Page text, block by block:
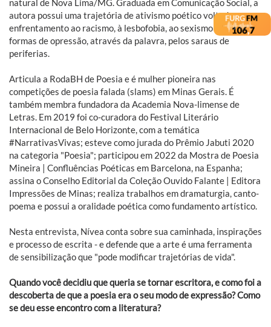
natural de Nova Lima/MG. Graduada em Comunicação Social, a
autora possui uma trajetória de ativismo poético voltado ao
enfrentamento ao racismo, à lesbofobia, ao sexismo e outras
formas de opressão, através da palavra, pelos saraus de
periferias.
Articula a RodaBH de Poesia e é mulher pioneira nas
competições de poesia falada (slams) em Minas Gerais. É
também membra fundadora da Academia Nova-limense de
Letras. Em 2019 foi co-curadora do Festival Literário
Internacional de Belo Horizonte, com a temática
#NarrativasVivas; esteve como jurada do Prêmio Jabuti 2020
na categoria "Poesia"; participou em 2022 da Mostra de Poesia
Mineira | Confluências Poéticas em Barcelona, na Espanha;
assina o Conselho Editorial da Coleção Ouvido Falante | Editora
Impressões de Minas; realiza trabalhos em dramaturgia, canto-
poema e possui a oralidade poética como fundamento artístico.
Nesta entrevista, Nívea conta sobre sua caminhada, inspirações
e processo de escrita - e defende que a arte é uma ferramenta
de sensibilização que "pode modificar trajetórias de vida".
Quando você decidiu que queria se tornar escritora, e como foi a
descoberta de que a poesia era o seu modo de expressão? Como
se deu esse encontro com a literatura?